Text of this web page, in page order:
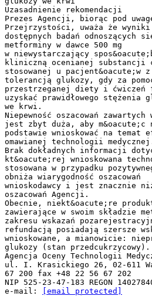
Uzasadnienie rekomendacji
Prezes Agencji, biorąc pod
Przejrzystości, uważa że wyniki
dostępnych badań odnoszących
metforminy w dawce 500 mg
w niewystarczający
kliniczną ocenianej substancji
stosowanej u pacjent&oacute;w z
tolerancją glukozy, gdy za
przestrzeganej diety i ćwiczeń
uzyskać prawidłowego stężenia
we krwi.
Niepewność oszacowań
jest zbyt duża, aby m&oacute;c
podstawie wnioskować na temat
omawianej technologii
Brak dokładnych informacji
kt&oacute;rej wnioskowana
stosowana w przypadku
obniża wiarygodność oszacowań
wnioskodawcy i jest znacznie
oszacowań Agencji.
Obecnie, niekt&oacute;re
zawierające w swoim składzie
zakresu wskazań
refundacją posiadają szersze
wnioskowane, a mianowicie:
glukozy (stan przedcukrzycowy).
Agencja Oceny Technologii
ul. I. Krasickiego 26, 02-611
67 200 fax +48 22 56 67 202
NIP 525-23-47-183 REGON
e-mail:
[email protected]